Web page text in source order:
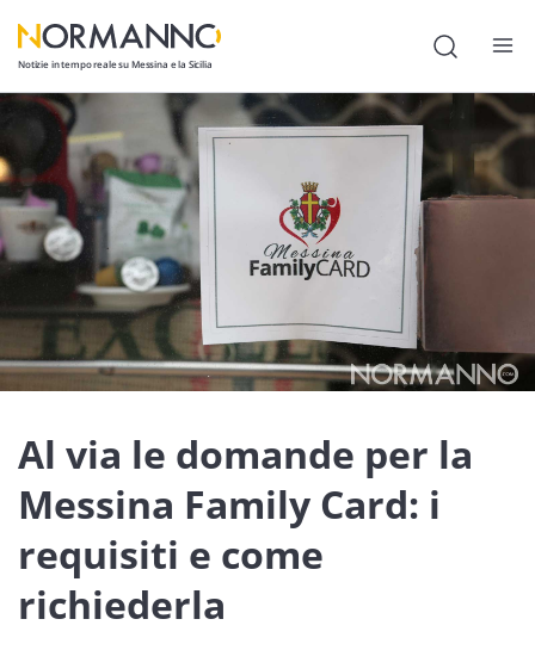
Notizie in tempo reale su Messina e la Sicilia
Attualità
Cronaca
Politica
Cultura
Lavoro
Società
Economia
Sport
Sicilia
Al via le domande per la
Messina Family Card: i
requisiti e come
richiederla